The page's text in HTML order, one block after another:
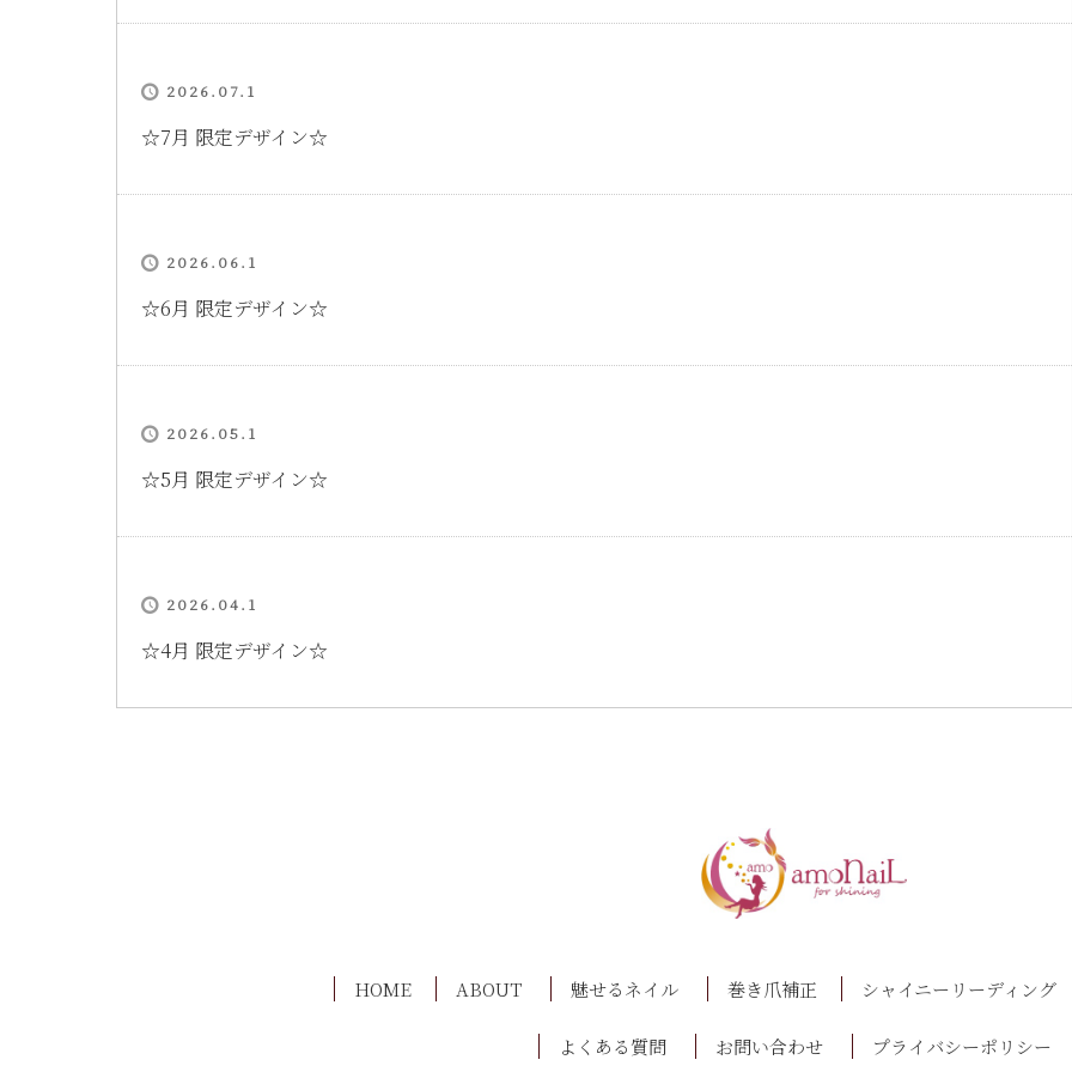
2026.07.1
☆7月 限定デザイン☆
2026.06.1
☆6月 限定デザイン☆
2026.05.1
☆5月 限定デザイン☆
2026.04.1
☆4月 限定デザイン☆
HOME ABOUT 魅せるネイル 巻き爪補正 シャイニーリーディング
よくある質問 お問い合わせ プライバシーポリシー